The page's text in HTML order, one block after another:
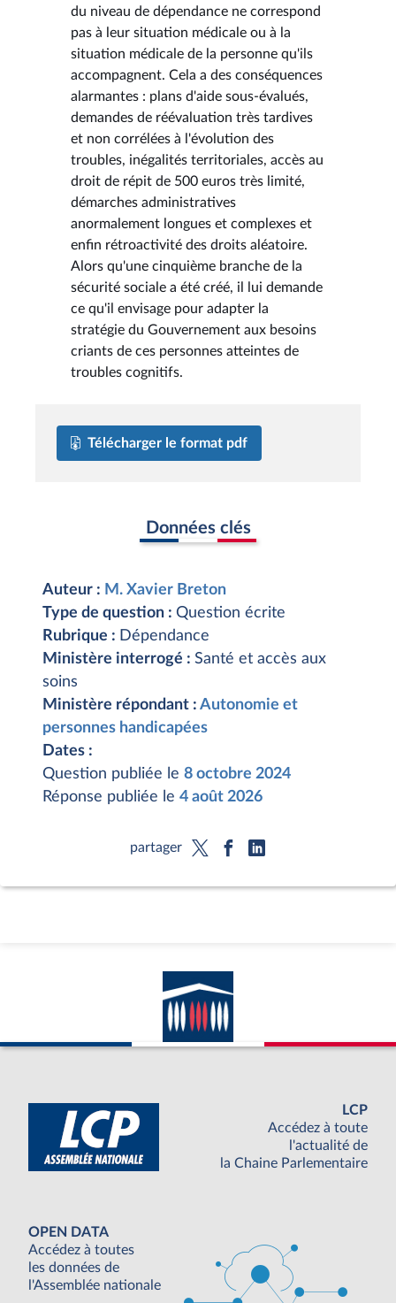
du niveau de dépendance ne correspond
pas à leur situation médicale ou à la
situation médicale de la personne qu'ils
accompagnent. Cela a des conséquences
alarmantes : plans d'aide sous-évalués,
demandes de réévaluation très tardives
et non corrélées à l'évolution des
troubles, inégalités territoriales, accès au
droit de répit de 500 euros très limité,
démarches administratives
anormalement longues et complexes et
enfin rétroactivité des droits aléatoire.
Alors qu'une cinquième branche de la
sécurité sociale a été créé, il lui demande
ce qu'il envisage pour adapter la
stratégie du Gouvernement aux besoins
criants de ces personnes atteintes de
troubles cognitifs.
Télécharger le format pdf
Données clés
Auteur : M. Xavier Breton
Type de question : Question écrite
Rubrique : Dépendance
Ministère interrogé : Santé et accès aux
soins
Ministère répondant : Autonomie et
personnes handicapées
Dates :
Question publiée le 8 octobre 2024
Réponse publiée le 4 août 2026
partager
LCP
Accédez à toute
l'actualité de
la Chaine Parlementaire
OPEN DATA
Accédez à toutes
les données de
l'Assemblée nationale